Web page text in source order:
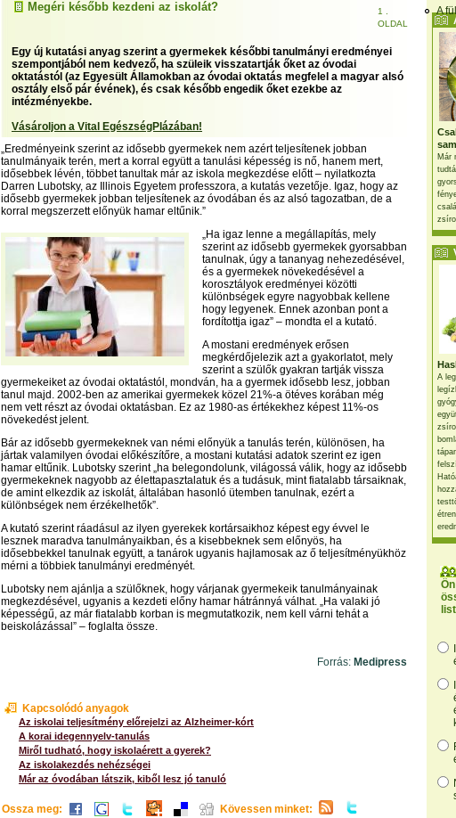
A
Már
A
Megéri később kezdeni az iskolát?
1 .
OLDAL
Egy új kutatási anyag szerint a gyermekek későbbi tanulmányi eredményei
szempontjából nem kedvező, ha szüleik visszatartják őket az óvodai
oktatástól (az Egyesült Államokban az óvodai oktatás megfelel a magyar alsó
osztály első pár évének), és csak később engedik őket ezekbe az
intézményekbe.
Vásároljon a Vital EgészségPlázában!
„Eredményeink szerint az idősebb gyermekek nem azért teljesítenek jobban
tanulmányaik terén, mert a korral együtt a tanulási képesség is nő, hanem mert,
idősebbek lévén, többet tanultak már az iskola megkezdése előtt – nyilatkozta
Darren Lubotsky, az Illinois Egyetem professzora, a kutatás vezetője. Igaz, hogy az
idősebb gyermekek jobban teljesítenek az óvodában és az alsó tagozatban, de a
korral megszerzett előnyük hamar eltűnik.”
„Ha igaz lenne a megállapítás, mely
szerint az idősebb gyermekek gyorsabban
tanulnak, úgy a tananyag nehezedésével,
és a gyermekek növekedésével a
korosztályok eredményei közötti
különbségek egyre nagyobbak kellene
hogy legyenek. Ennek azonban pont a
fordítottja igaz” – mondta el a kutató.
A mostani eredmények erősen
megkérdőjelezik azt a gyakorlatot, mely
szerint a szülők gyakran tartják vissza
gyermekeiket az óvodai oktatástól, mondván, ha a gyermek idősebb lesz, jobban
tanul majd. 2002-ben az amerikai gyermekek közel 21%-a ötéves korában még
nem vett részt az óvodai oktatásban. Ez az 1980-as értékekhez képest 11%-os
növekedést jelent.
Bár az idősebb gyermekeknek van némi előnyük a tanulás terén, különösen, ha
jártak valamilyen óvodai előkészítőre, a mostani kutatási adatok szerint ez igen
hamar eltűnik. Lubotsky szerint „ha belegondolunk, világossá válik, hogy az idősebb
gyermekeknek nagyobb az élettapasztalatuk és a tudásuk, mint fiatalabb társaiknak,
de amint elkezdik az iskolát, általában hasonló ütemben tanulnak, ezért a
különbségek nem érzékelhetők”.
A kutató szerint ráadásul az ilyen gyerekek kortársaikhoz képest egy évvel le
lesznek maradva tanulmányaikban, és a kisebbeknek sem előnyös, ha
idősebbekkel tanulnak együtt, a tanárok ugyanis hajlamosak az ő teljesítményükhöz
mérni a többiek tanulmányi eredményét.
Lubotsky nem ajánlja a szülőknek, hogy várjanak gyermekeik tanulmányainak
megkezdésével, ugyanis a kezdeti előny hamar hátránnyá válhat. „Ha valaki jó
képességű, az már fiatalabb korban is megmutatkozik, nem kell várni tehát a
beiskolázással” – foglalta össze.
Forrás: Medipress
Kapcsolódó anyagok
Az iskolai teljesítmény előrejelzi az Alzheimer-kórt
A korai idegennyelv-tanulás
Miről tudható, hogy iskolaérett a gyerek?
Az iskolakezdés nehézségei
Már az óvodában látszik, kiből lesz jó tanuló
Ossza meg: Kövessen minket: